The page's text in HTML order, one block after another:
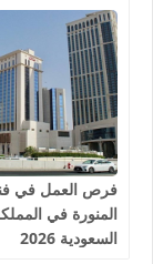
فرص العمل في
المنورة في
السعودية 2026